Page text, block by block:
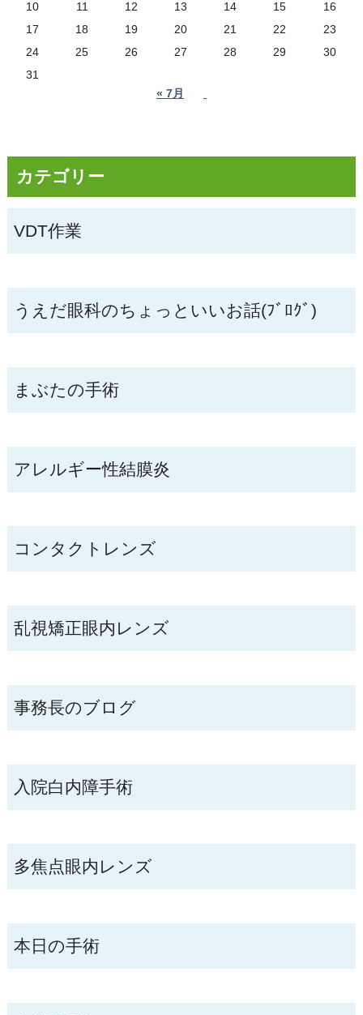
10 11 12 13 14 15
16
17
18 19 20 21 22
23
24
25 26 27 28 29
30
31
« 7月
カテゴリー
VDT作業
うえだ眼科のちょっといいお話(ﾌﾞﾛｸﾞ)
まぶたの手術
アレルギー性結膜炎
コンタクトレンズ
乱視矯正眼内レンズ
事務長のブログ
入院白内障手術
多焦点眼内レンズ
本日の手術